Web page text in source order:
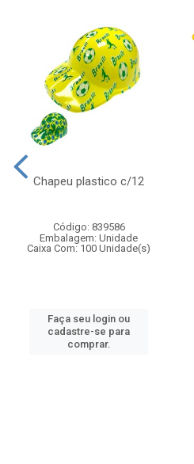
Chapeu plastico c/12
Código: 839586
Embalagem: Unidade
Caixa Com: 100 Unidade(s)
Faça seu login ou
cadastre-se para
comprar.